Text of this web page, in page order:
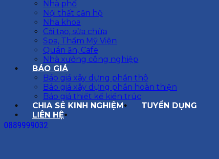
Nhà phố
Nội thất căn hộ
Nha khoa
Cải tạo, sửa chữa
Spa, Thẩm Mỹ Viện
Quán ăn, Cafe
Nhà xưởng công nghiệp
BÁO GIÁ
Báo giá xây dựng phần thô
Báo giá xây dựng phần hoàn thiện
Báo giá thiết kế kiến trúc
CHIA SẺ KINH NGHIỆM
TUYỂN DỤNG
LIÊN HỆ
0889999032